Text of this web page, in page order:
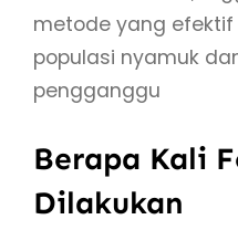
metode yang
populasi nyamuk
pengganggu
Berapa Kali
Dilakukan